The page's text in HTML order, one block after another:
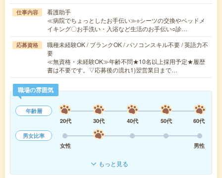
仕事内容
看護助手
≪病院でちょっとしたお手伝い≫○シーツの交換やベッドメ
イキング〇お手洗い・入浴など生活のお手伝い○診…
応募資格
職種未経験OK / ブランクOK / パソコンスキル不要 / 英語力不
要
≪無資格・未経験OK≫年齢不問★10名以上採用予定★履歴
書は不要です。▽応募後の流れ1)翌営業日まで…
職場の雰囲気
年齢層
20代
30代 40代 50代
60代
男女比率
女性
男性
もっと見る